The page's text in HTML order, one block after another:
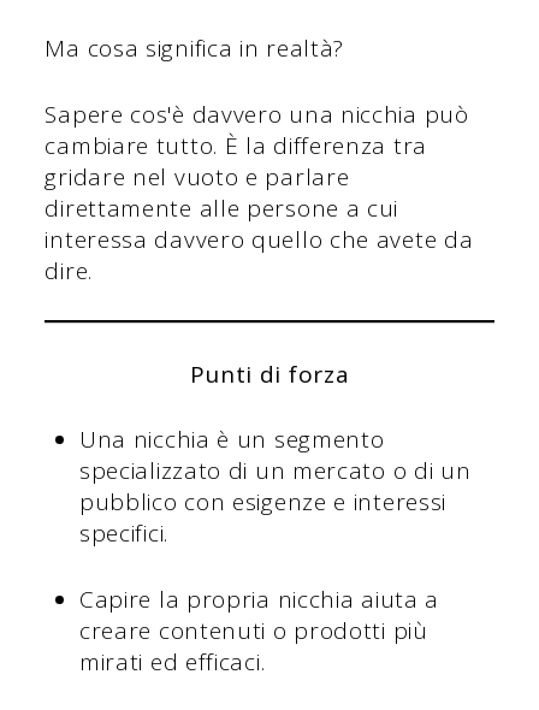
Ma cosa significa in realtà?
Sapere cos'è davvero una nicchia può
cambiare tutto. È la differenza tra
gridare nel vuoto e parlare
direttamente alle persone a cui
interessa davvero quello che avete da
dire.
Punti di forza
Una nicchia è un segmento
specializzato di un mercato o di un
pubblico con esigenze e interessi
specifici.
Capire la propria nicchia aiuta a
creare contenuti o prodotti più
mirati ed efficaci.